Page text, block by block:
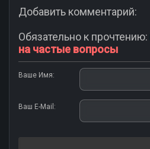
Добавить комментарий:
Обязательно к прочтению:
на частые вопросы
Ваше Имя:
Ваш E-Mail: